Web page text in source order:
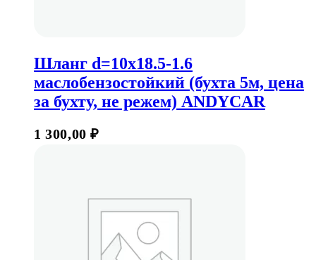
Шланг d=10х18.5-1.6
маслобензостойкий (бухта 5м, цена
за бухту, не режем) ANDYCAR
1 300,00₽